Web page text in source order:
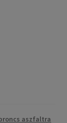
aszfaltra